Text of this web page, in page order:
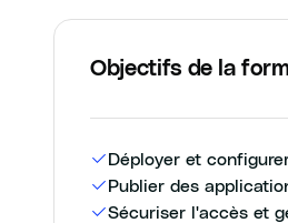
Objectifs de la
Déployer et
Publier des
Sécuriser l'accès et